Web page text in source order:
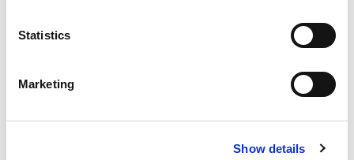
Statistics
Marketing
Show details
Veghel. De deuren staan maandag tot en
met vrijdag van 08.00 tot 17.30 voor je open.
Heilig Hartplein 1
5462 EA, Veghel